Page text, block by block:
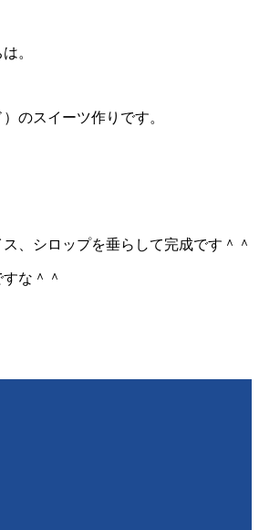
。
のスイーツ作りです。
、シロップを垂らして完成です＾＾
な＾＾